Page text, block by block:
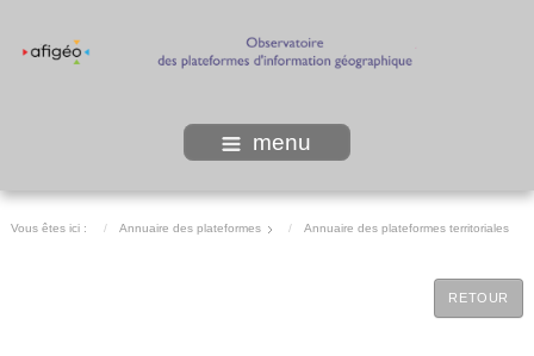
menu
Vous êtes ici : Annuaire des plateformes Annuaire des plateformes territoriales
RETOUR